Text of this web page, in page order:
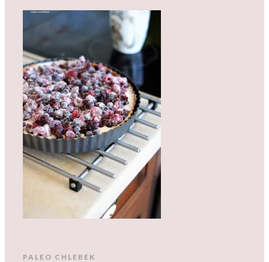
PALEO CHLEBEK